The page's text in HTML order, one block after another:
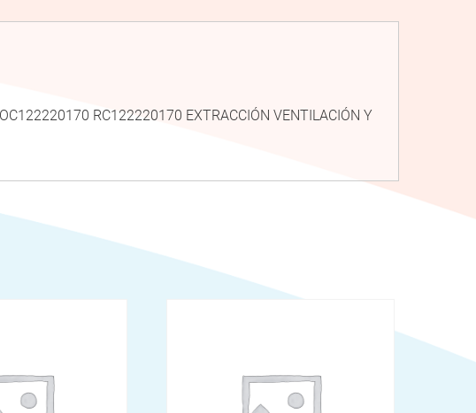
RC122220170 EXTRACCIÓN VENTILACIÓN Y